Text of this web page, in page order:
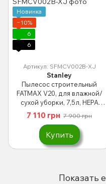
Новинка
−10%
6
6
Артикул: SFMCV002B-XJ
Stanley
Пылесос строительный
FATMAX V20, для влажной/
сухой уборки, 7,5л, HEPA
фильтр (Без АКБ и ЗУ)
7 110 грн 7 900 грн
Купить
Показать